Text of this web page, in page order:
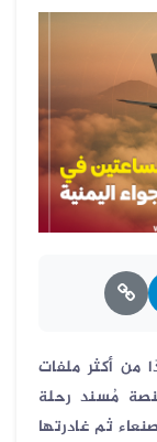
من أكثر ملفات
مُسند رحلة
ثم غادرتها